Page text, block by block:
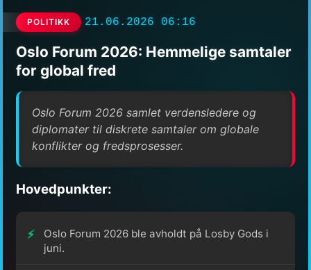
POLITIKK 21.06.2026 06:16
Oslo Forum 2026: Hemmelige samtaler
for global fred
Oslo Forum 2026 samlet verdensledere og
diplomater til diskrete samtaler om globale
konflikter og fredsprosesser.
Hovedpunkter:
Oslo Forum 2026 ble avholdt på Losby Gods i
juni.